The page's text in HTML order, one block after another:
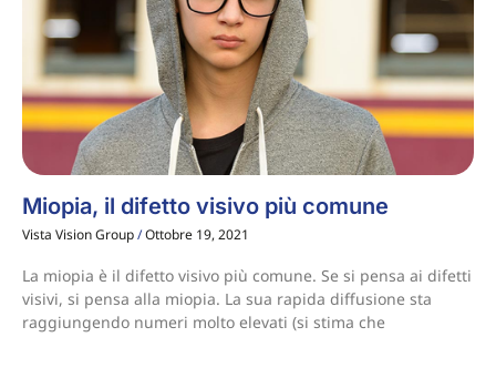
Miopia, il difetto visivo più comune
Vista Vision Group Ottobre 19, 2021
La miopia è il difetto visivo più comune. Se si pensa ai difetti
visivi, si pensa alla miopia. La sua rapida diffusione sta
raggiungendo numeri molto elevati (si stima che